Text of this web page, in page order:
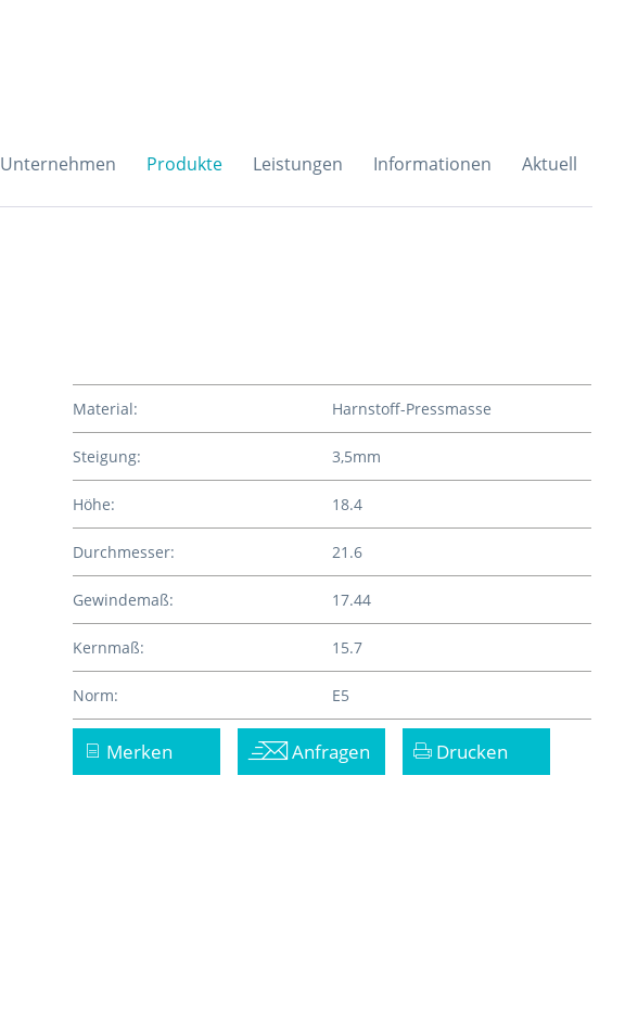
Unternehmen Produkte Leistungen Informationen Aktuell
Material: Harnstoff-Pressmasse
Steigung: 3,5mm
Höhe: 18.4
Durchmesser: 21.6
Gewindemaß: 17.44
Kernmaß: 15.7
Norm: E5
Merken Anfragen Drucken